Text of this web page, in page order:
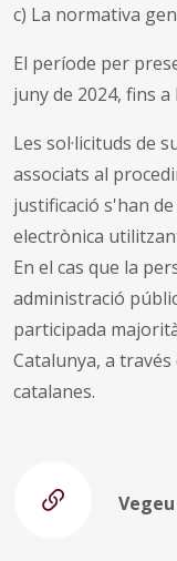
c) La normativa
El període per
juny de 2024, fins a
Les sol·licituds de
associats al
justificació s'han
electrònica
En el cas que la
administració
participada
Catalunya, a través
catalanes.